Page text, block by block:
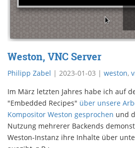
Weston, VNC Server
Philipp Zabel | 2023-01-03 | weston,
Im März letzten Jahres habe ich auf
"Embedded Recipes" über unsere
Kompositor Weston gesprochen und
Nutzung mehrerer Backends
Weston-Instanz ihre Inhalte über